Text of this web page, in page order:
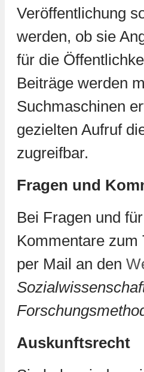
Veröffentlichung
werden, ob sie
für die
Beiträge werden
Suchmaschinen
gezielten Aufruf
zugreifbar.
Fragen und
Bei Fragen und
Kommentare
per Mail an den
Auskunftsrecht